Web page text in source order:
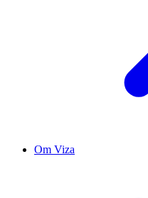
Om Viza